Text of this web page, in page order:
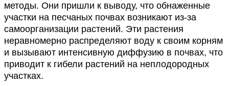
методы. Они пришли к выводу, что обнаженные
участки на песчаных почвах возникают из-за
самоорганизации растений. Эти растения
неравномерно распределяют воду к своим корням
и вызывают интенсивную диффузию в почвах, что
приводит к гибели растений на неплодородных
участках.